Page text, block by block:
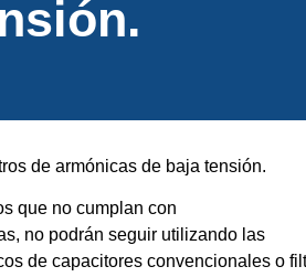
de armónicas de baja tensión.
que no cumplan con
no podrán seguir utilizando las
de capacitores convencionales o